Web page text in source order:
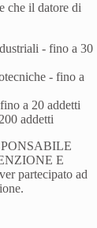
che il datore di
- fino a 30
- fino a
a 20 addetti
addetti
E
partecipato ad